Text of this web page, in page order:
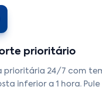
prioritário
prioritária 24/7 com
inferior a 1 hora.